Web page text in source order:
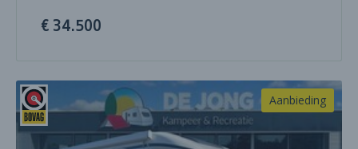
€ 34.500
Aanbieding